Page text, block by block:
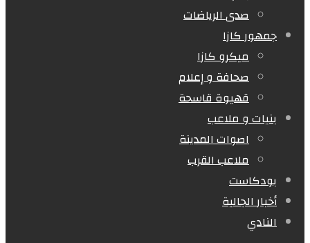
صدى الرياضات
جمهور كازا
ميكرو كازا
صحافة و إعلام
قهيوة قاسحة
بنيات و ملاعب
اصوات المدينة
ملاعب القرب
بودكاست
أخبار الجالية
النادي